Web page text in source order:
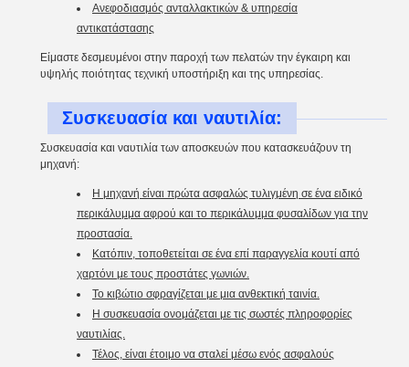
Ανεφοδιασμός ανταλλακτικών & υπηρεσία
αντικατάστασης
Είμαστε δεσμευμένοι στην παροχή των πελατών την έγκαιρη και
υψηλής ποιότητας τεχνική υποστήριξη και της υπηρεσίας.
Συσκευασία και ναυτιλία:
Συσκευασία και ναυτιλία των αποσκευών που κατασκευάζουν τη
μηχανή:
Η μηχανή είναι πρώτα ασφαλώς τυλιγμένη σε ένα ειδικό
περικάλυμμα αφρού και το περικάλυμμα φυσαλίδων για την
προστασία.
Κατόπιν, τοποθετείται σε ένα επί παραγγελία κουτί από
χαρτόνι με τους προστάτες γωνιών.
Το κιβώτιο σφραγίζεται με μια ανθεκτική ταινία.
Η συσκευασία ονομάζεται με τις σωστές πληροφορίες
ναυτιλίας.
Τέλος, είναι έτοιμο να σταλεί μέσω ενός ασφαλούς